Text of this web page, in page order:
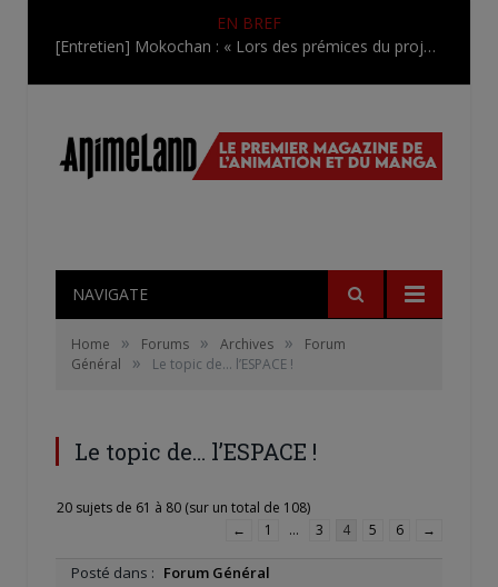
EN BREF
[Entretien] Mokochan : « Lors des prémices du projet, il était déjà demandé de suivre au mieux le manga originel.»
NAVIGATE
Home » Forums » Archives »
Forum
Général
» Le topic de… l’ESPACE !
Le topic de… l’ESPACE !
20 sujets de 61 à 80 (sur un total de 108)
←
1 … 3 4 5 6 →
Posté dans : Forum Général